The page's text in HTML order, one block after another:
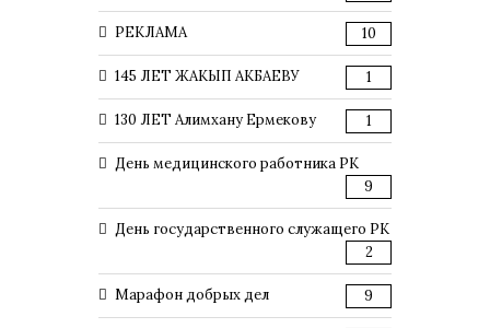
РЕКЛАМА 10
145 ЛЕТ ЖАКЫП АКБАЕВУ 1
130 ЛЕТ Алимхану Ермекову 1
День медицинского работника РК
9
День государственного служащего РК
2
Марафон добрых дел 9